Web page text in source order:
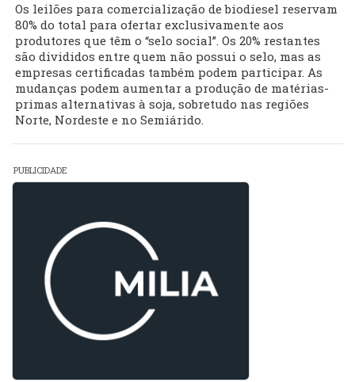
Os leilões para comercialização de biodiesel reservam
80% do total para ofertar exclusivamente aos
produtores que têm o “selo social”. Os 20% restantes
são divididos entre quem não possui o selo, mas as
empresas certificadas também podem participar. As
mudanças podem aumentar a produção de matérias-
primas alternativas à soja, sobretudo nas regiões
Norte, Nordeste e no Semiárido.
PUBLICIDADE